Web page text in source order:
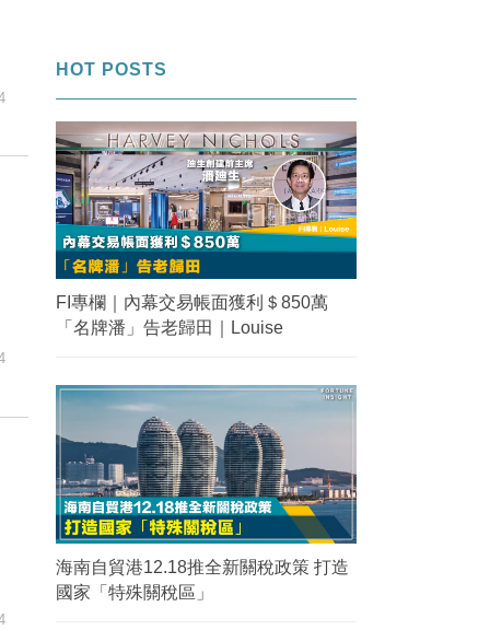
HOT POSTS
FI專欄｜內幕交易帳面獲利＄850萬
「名牌潘」告老歸田｜Louise
海南自貿港12.18推全新關稅政策 打造
國家「特殊關稅區」